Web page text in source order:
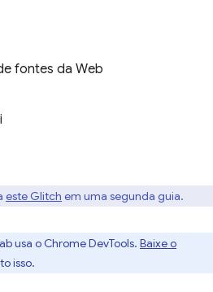
fontes da Web
este Glitch em uma segunda guia.
usa o Chrome DevTools. Baixe o
isso.